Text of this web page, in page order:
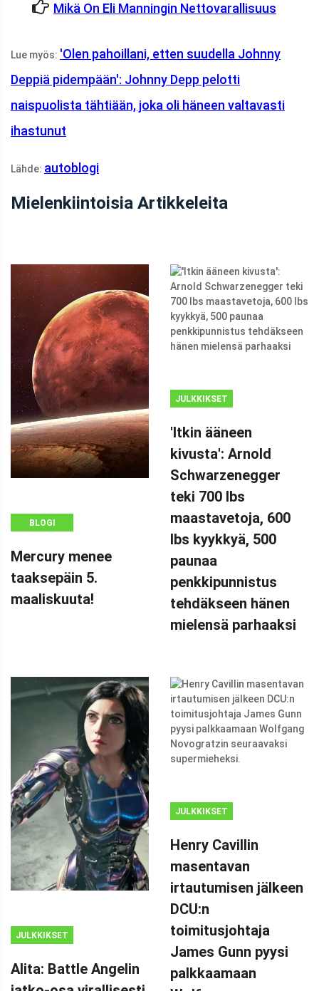
Mikä On Eli Manningin Nettovarallisuus
Lue myös: 'Olen pahoillani, etten suudella Johnny
Deppiä pidempään': Johnny Depp pelotti
naispuolista tähtiään, joka oli häneen valtavasti
ihastunut
Lähde: autoblogi
Mielenkiintoisia Artikkeleita
BLOGI
Mercury menee
taaksepäin 5.
maaliskuuta!
JULKKIKSET
(ADSBYGOOGLE
=
WINDOW.ADSBYGOOGLE
|| []).PUSH({});
ARNOLD
SCHWARZENEGGER
TEKI 700 LBS
MAASTAVETOJA
'Itkin ääneen
kivusta': Arnold
Schwarzenegger
teki 700 lbs
maastavetoja, 600
lbs kyykkyä, 500
paunaa
penkkipunnistus
tehdäkseen hänen
mielensä parhaaksi
JULKKIKSET
Alita: Battle Angelin
JULKKIKSET
Henry Cavillin
masentavan
irtautumisen jälkeen
DCU:n
toimitusjohtaja
James Gunn pyysi
palkkaamaan